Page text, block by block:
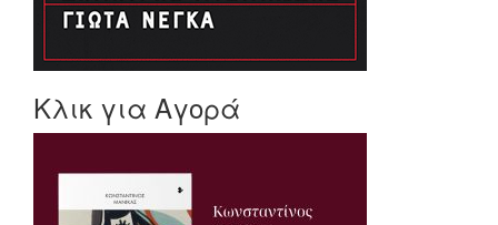
Κλικ για Αγορά